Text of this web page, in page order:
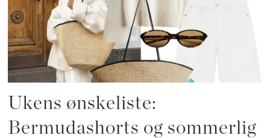
Ukens ønskeliste:
Bermudashorts og sommerlig